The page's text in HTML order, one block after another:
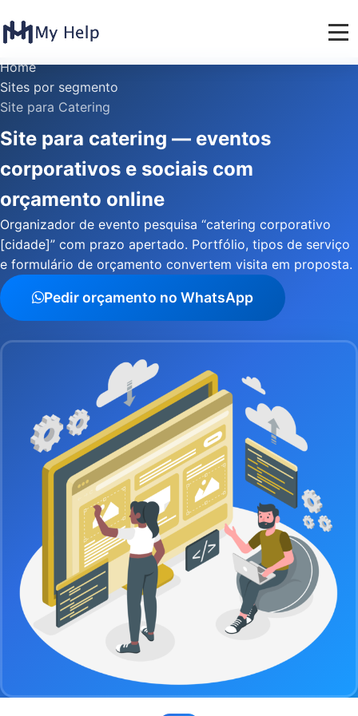
Home
Sites por segmento
Site para Catering
Site para catering — eventos
corporativos e sociais com
orçamento online
Organizador de evento pesquisa “catering corporativo
[cidade]” com prazo apertado. Portfólio, tipos de serviço
e formulário de orçamento convertem visita em proposta.
Pedir orçamento no WhatsApp